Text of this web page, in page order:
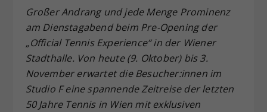
Großer Andrang und jede Menge Prominenz
am Dienstagabend beim Pre-Opening der
„Official Tennis Experience“ in der Wiener
Stadthalle. Von heute (9. Oktober) bis 3.
November erwartet die Besucher:innen im
Studio F eine spannende Zeitreise der letzten
50 Jahre Tennis in Wien mit exklusiven
Zweck
Dieser Wert speichert Ihre Consent-
Einstellungen. Unter anderem eine
zufällig generierte ID, für die
historische Speicherung Ihrer
vorgenommen Einstellungen, falls der
Webseiten-Betreiber dies eingestellt
hat.